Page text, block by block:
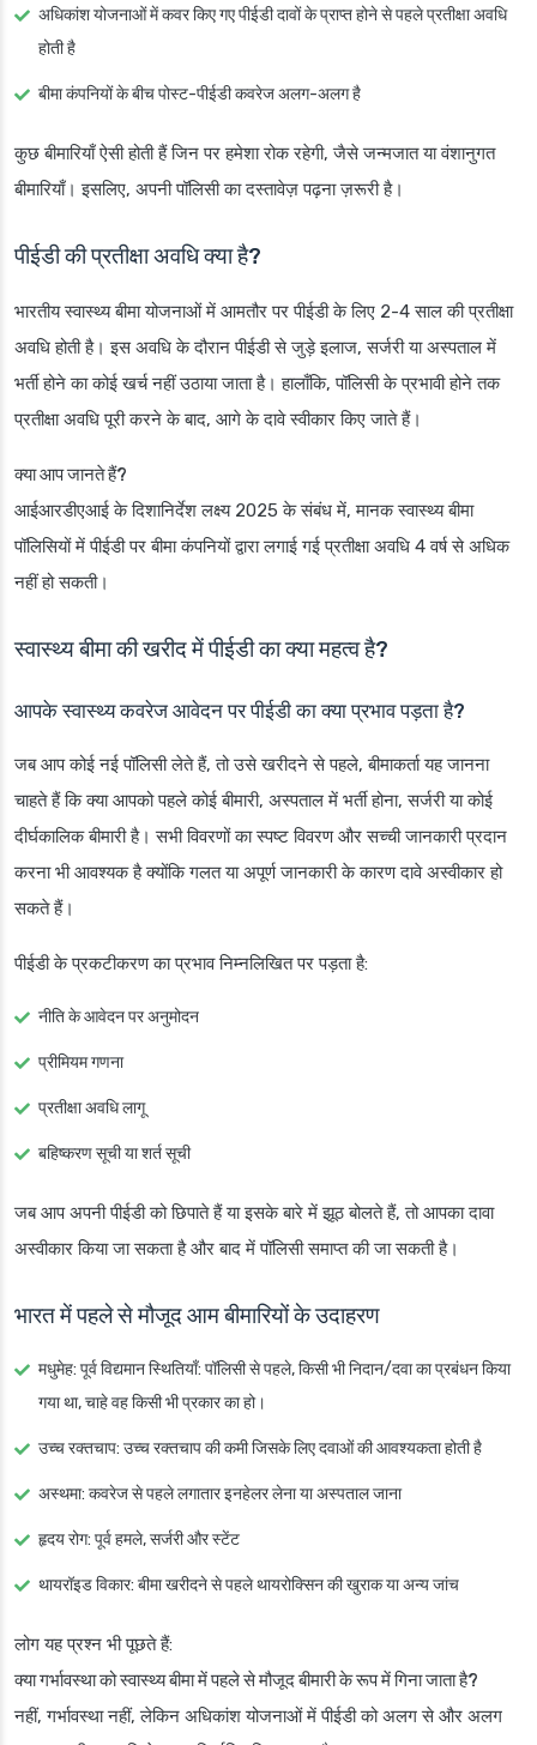
अधिकांश योजनाओं में कवर किए गए पीईडी दावों के प्राप्त होने से पहले प्रतीक्षा अवधि
होती है
बीमा कंपनियों के बीच पोस्ट-पीईडी कवरेज अलग-अलग है
कुछ बीमारियाँ ऐसी होती हैं जिन पर हमेशा रोक रहेगी, जैसे जन्मजात या वंशानुगत
बीमारियाँ। इसलिए, अपनी पॉलिसी का दस्तावेज़ पढ़ना ज़रूरी है।
पीईडी की प्रतीक्षा अवधि क्या है?
भारतीय स्वास्थ्य बीमा योजनाओं में आमतौर पर पीईडी के लिए 2-4 साल की प्रतीक्षा
अवधि होती है। इस अवधि के दौरान पीईडी से जुड़े इलाज, सर्जरी या अस्पताल में
भर्ती होने का कोई खर्च नहीं उठाया जाता है। हालाँकि, पॉलिसी के प्रभावी होने तक
प्रतीक्षा अवधि पूरी करने के बाद, आगे के दावे स्वीकार किए जाते हैं।
क्या आप जानते हैं?
आईआरडीएआई के दिशानिर्देश लक्ष्य 2025 के संबंध में, मानक स्वास्थ्य बीमा
पॉलिसियों में पीईडी पर बीमा कंपनियों द्वारा लगाई गई प्रतीक्षा अवधि 4 वर्ष से अधिक
नहीं हो सकती।
स्वास्थ्य बीमा की खरीद में पीईडी का क्या महत्व है?
आपके स्वास्थ्य कवरेज आवेदन पर पीईडी का क्या प्रभाव पड़ता है?
जब आप कोई नई पॉलिसी लेते हैं, तो उसे खरीदने से पहले, बीमाकर्ता यह जानना
चाहते हैं कि क्या आपको पहले कोई बीमारी, अस्पताल में भर्ती होना, सर्जरी या कोई
दीर्घकालिक बीमारी है। सभी विवरणों का स्पष्ट विवरण और सच्ची जानकारी प्रदान
करना भी आवश्यक है क्योंकि गलत या अपूर्ण जानकारी के कारण दावे अस्वीकार हो
सकते हैं।
पीईडी के प्रकटीकरण का प्रभाव निम्नलिखित पर पड़ता है:
नीति के आवेदन पर अनुमोदन
प्रीमियम गणना
प्रतीक्षा अवधि लागू
बहिष्करण सूची या शर्त सूची
जब आप अपनी पीईडी को छिपाते हैं या इसके बारे में झूठ बोलते हैं, तो आपका दावा
अस्वीकार किया जा सकता है और बाद में पॉलिसी समाप्त की जा सकती है।
भारत में पहले से मौजूद आम बीमारियों के उदाहरण
मधुमेह: पूर्व विद्यमान स्थितियाँ: पॉलिसी से पहले, किसी भी निदान/दवा का प्रबंधन किया
गया था, चाहे वह किसी भी प्रकार का हो।
उच्च रक्तचाप: उच्च रक्तचाप की कमी जिसके लिए दवाओं की आवश्यकता होती है
अस्थमा: कवरेज से पहले लगातार इनहेलर लेना या अस्पताल जाना
हृदय रोग: पूर्व हमले, सर्जरी और स्टेंट
थायरॉइड विकार: बीमा खरीदने से पहले थायरोक्सिन की खुराक या अन्य जांच
लोग यह प्रश्न भी पूछते हैं:
क्या गर्भावस्था को स्वास्थ्य बीमा में पहले से मौजूद बीमारी के रूप में गिना जाता है?
नहीं, गर्भावस्था नहीं, लेकिन अधिकांश योजनाओं में पीईडी को अलग से और अलग